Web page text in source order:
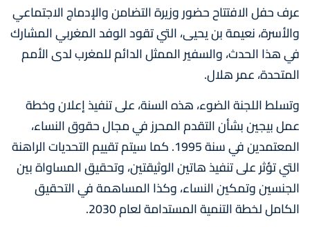
عرف حفل الافتتاح حضور وزيرة التضامن والإدماج الاجتماعي
والأسرة، نعيمة بن يحيى، التي تقود الوفد المغربي المشارك
في هذا الحدث، والسفير الممثل الدائم للمغرب لدى الأمم
المتحدة، عمر هلال.
وتسلط اللجنة الضوء، هذه السنة، على تنفيذ إعلان وخطة
عمل بيجين بشأن التقدم المحرز في مجال حقوق النساء،
المعتمدين في سنة 1995. كما سيتم تقييم التحديات الراهنة
التي تؤثر على تنفيذ هاتين الوثيقتين، وتحقيق المساواة بين
الجنسين وتمكين النساء، وكذا المساهمة في التحقيق
الكامل لخطة التنمية المستدامة لعام 2030.